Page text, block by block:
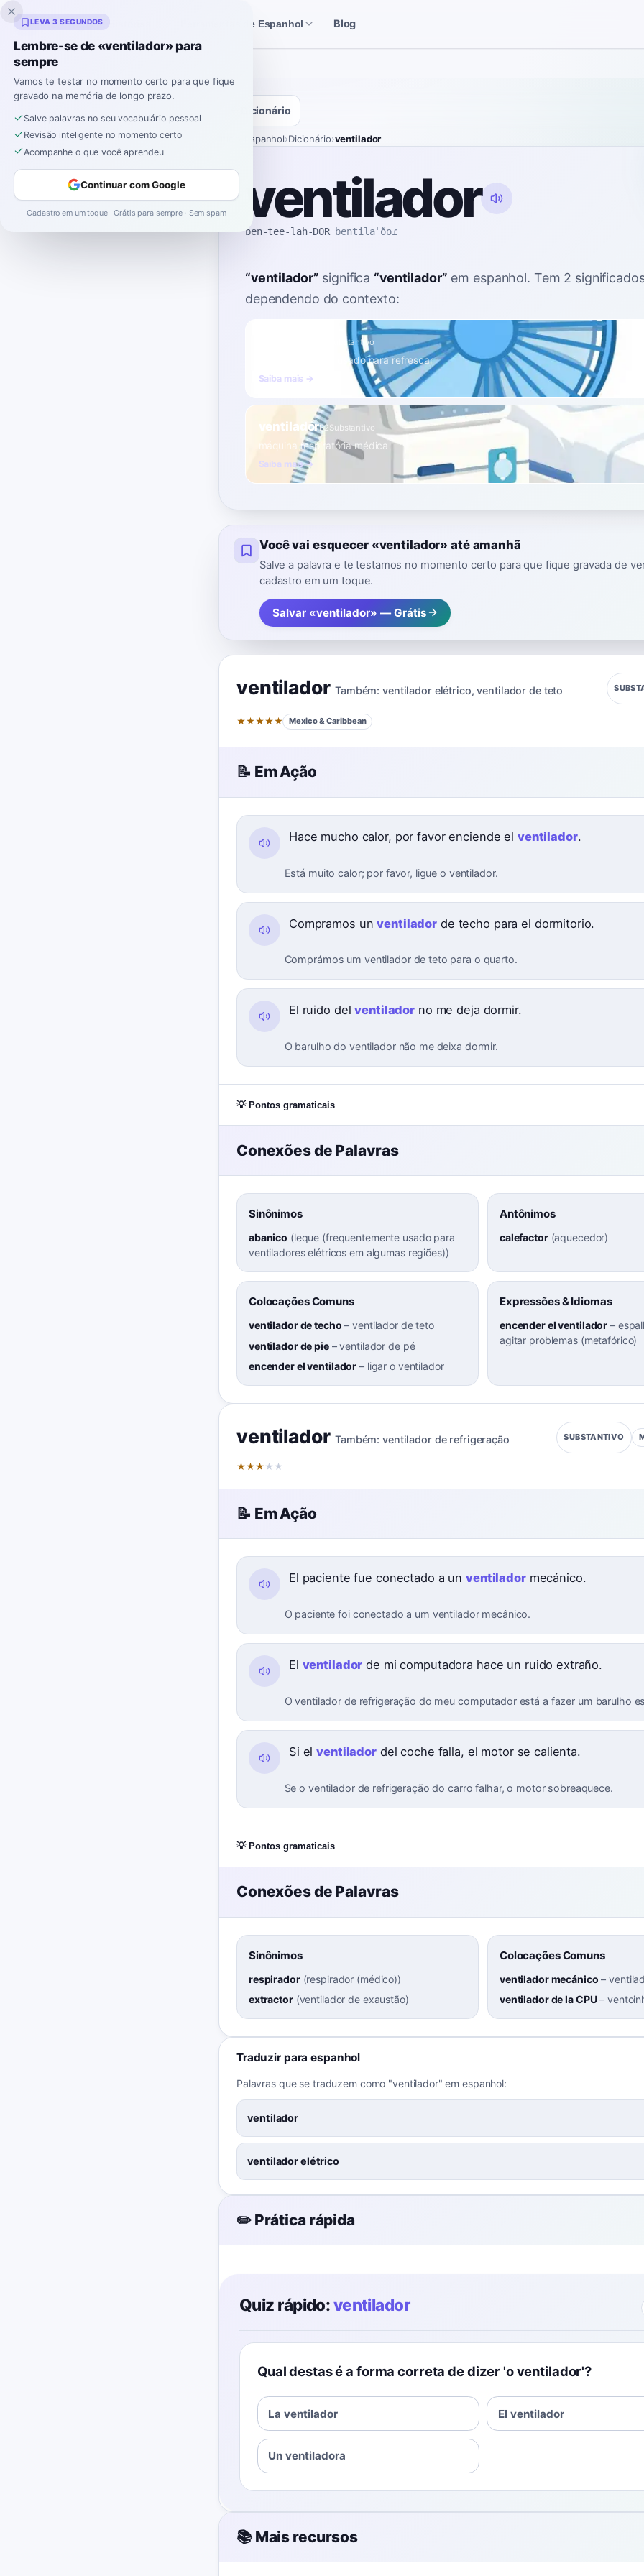
Inklingo Ferramentas de Espanhol Blog
Dicionário
Espanhol›Dicionário›ventilador
ventilador
ben-tee-lah-DOR bentilaˈðoɾ
“ventilador” significa “ventilador” em espanhol. Tem 2
dependendo do contexto:
Substantivo
aparelho elétrico usado para refrescar
Saiba mais →
ventiladorB2Substantivo
máquina respiratória médica
Saiba mais →
Você vai esquecer «ventilador» até amanhã
Salve a palavra e te testamos no momento certo para que fique gravada de
cadastro em um toque.
Salvar «ventilador» — Grátis
ventilador Também: ventilador elétrico,ventilador de teto
★★★★★ Mexico & Caribbean
📝 Em Ação
Hace mucho calor, por favor enciende el ventilador.
Está muito calor; por favor, ligue o ventilador.
Compramos unventilador de techo para el dormitorio.
Comprámos um ventilador de teto para o quarto.
El ruido delventilador no me deja dormir.
O barulho do ventilador não me deixa dormir.
💡 Pontos gramaticais
Conexões de Palavras
Sinônimos
abanico (leque (frequentemente usado para
ventiladores elétricos em algumas regiões))
Antônimos
calefactor(aquecedor)
Colocações Comuns
ventilador de techo –ventilador de teto
ventilador de pie–ventilador de pé
encender el ventilador – ligar o ventilador
Expressões & Idiomas
encender el ventilador –
agitar problemas (metafórico)
ventilador Também: ventilador de refrigeração SUBSTANTIVO
★★★ ★ ★
📝 Em Ação
El paciente fue conectado a unventiladormecánico.
O paciente foi conectado a um ventilador mecânico.
El ventilador de mi computadora hace un ruido extraño.
O ventilador de refrigeração do meu computador está a fazer um barulho
Si elventiladordel coche falla, el motor se calienta.
Se o ventilador de refrigeração do carro falhar, o motor sobreaquece.
💡 Pontos gramaticais
Conexões de Palavras
Sinônimos
respirador(respirador (médico))
extractor(ventilador de exaustão)
Colocações Comuns
ventilador mecánico –
ventilador de la CPU–
Traduzir para espanhol
Palavras que se traduzem como "ventilador" em espanhol:
ventilador
ventilador elétrico
✏️ Prática rápida
Quiz rápido:ventilador
Qual destas é a forma correta de dizer 'o ventilador'?
La ventilador El ventilador
Un ventiladora
📚 Mais recursos
LEVA 3 SEGUNDOS
Lembre-se de «ventilador» para
sempre
Vamos te testar no momento certo para que fique
gravado na memória de longo prazo.
Salve palavras no seu vocabulário pessoal
Revisão inteligente no momento certo
Acompanhe o que você aprendeu
Continuar com Google
Cadastro em um toque · Grátis para sempre · Sem spam